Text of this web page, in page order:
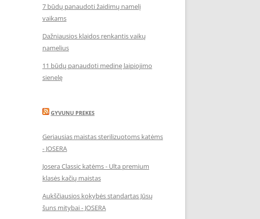
7 būdų panaudoti žaidimų namelį
vaikams
Dažniausios klaidos renkantis vaikų
namelius
11 būdų panaudoti medinę laipiojimo
sienelę
GYVUNU PREKES
Geriausias maistas sterilizuotoms katėms
- JOSERA
Josera Classic katėms - Ulta premium
klasės kačių maistas
Aukščiausios kokybės standartas Jūsų
šuns mitybai - JOSERA